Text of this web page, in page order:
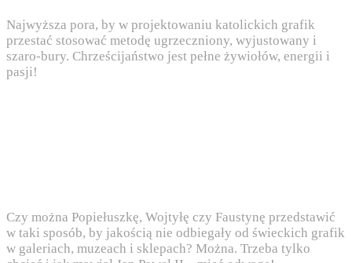
Najwyższa pora, by w projektowaniu katolickich grafik
przestać stosować metodę ugrzeczniony, wyjustowany i
szaro-bury. Chrześcijaństwo jest pełne żywiołów, energii i
pasji!
Czy można Popiełuszkę, Wojtyłę czy Faustynę przedstawić
w taki sposób, by jakością nie odbiegały od świeckich grafik
w galeriach, muzeach i sklepach? Można. Trzeba tylko